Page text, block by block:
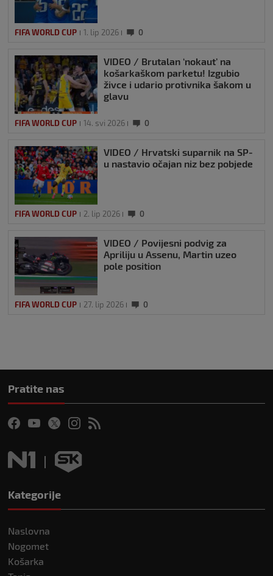
FIFA WORLD CUP 1. lip 2026 0
VIDEO / Brutalan ‘nokaut’ na
košarkaškom parketu! Izgubio
živce i udario protivnika šakom u
glavu
FIFA WORLD CUP 14. svi 2026 0
VIDEO / Hrvatski suparnik na SP-
u nastavio očajan niz bez pobjede
FIFA WORLD CUP 2. lip 2026 0
VIDEO / Povijesni podvig za
Apriliju u Assenu, Martin uzeo
pole position
FIFA WORLD CUP 27. lip 2026 0
Pratite nas
Kategorije
Naslovna
Nogomet
Košarka